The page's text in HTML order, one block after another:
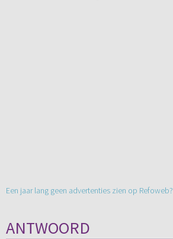
Een jaar lang geen advertenties zien op Refoweb?
ANTWOORD